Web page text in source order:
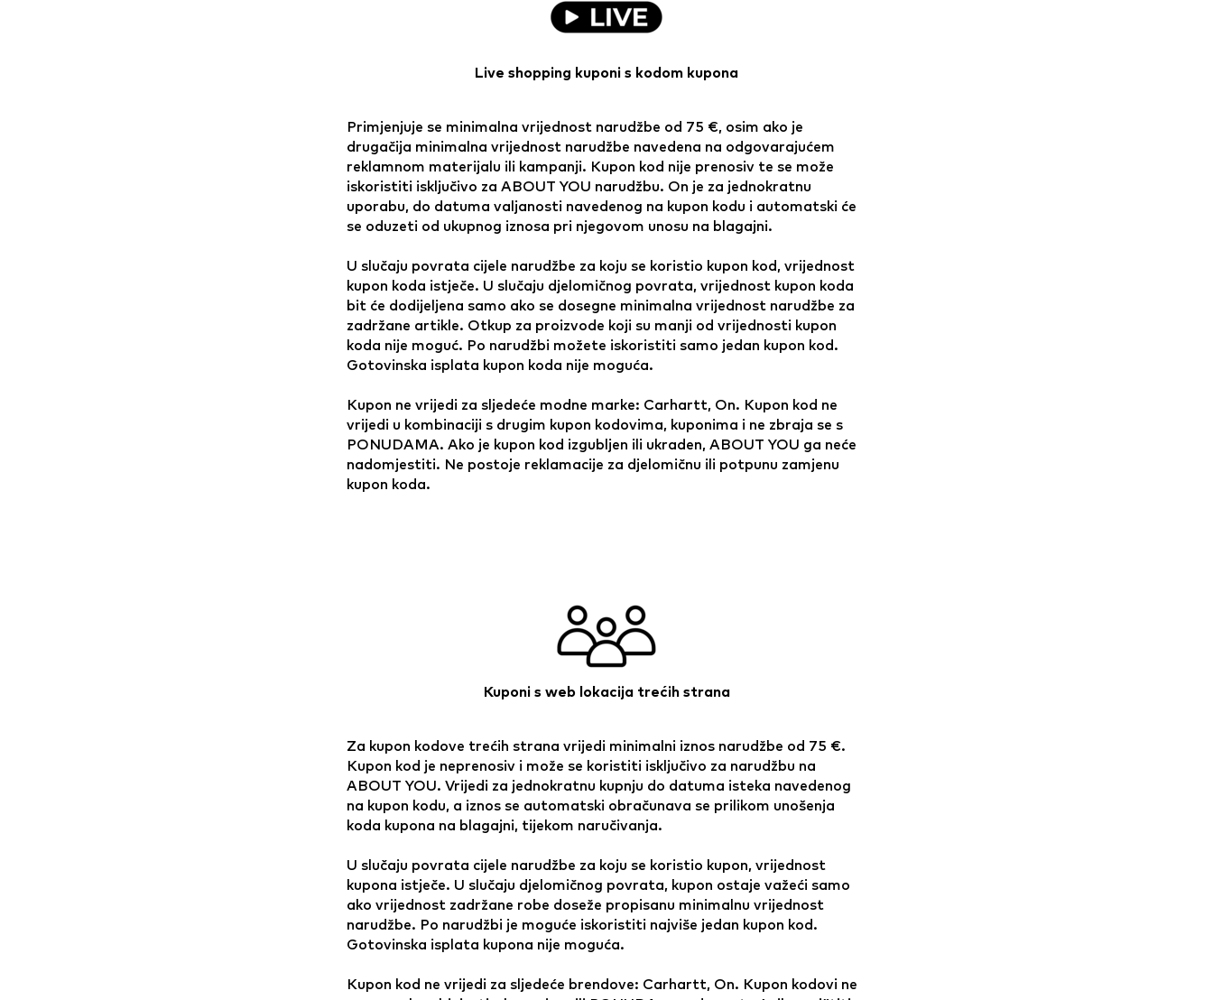
Live shopping kuponi s kodom kupona
Primjenjuje se minimalna vrijednost narudžbe od 75 €, osim ako je
drugačija minimalna vrijednost narudžbe navedena na odgovarajućem
reklamnom materijalu ili kampanji. Kupon kod nije prenosiv te se može
iskoristiti isključivo za ABOUT YOU narudžbu. On je za jednokratnu
uporabu, do datuma valjanosti navedenog na kupon kodu i automatski će
se oduzeti od ukupnog iznosa pri njegovom unosu na blagajni.
U slučaju povrata cijele narudžbe za koju se koristio kupon kod, vrijednost
kupon koda istječe. U slučaju djelomičnog povrata, vrijednost kupon koda
bit će dodijeljena samo ako se dosegne minimalna vrijednost narudžbe za
zadržane artikle. Otkup za proizvode koji su manji od vrijednosti kupon
koda nije moguć. Po narudžbi možete iskoristiti samo jedan kupon kod.
Gotovinska isplata kupon koda nije moguća.
Kupon ne vrijedi za sljedeće modne marke: Carhartt, On. Kupon kod ne
vrijedi u kombinaciji s drugim kupon kodovima, kuponima i ne zbraja se s
PONUDAMA. Ako je kupon kod izgubljen ili ukraden, ABOUT YOU ga neće
nadomjestiti. Ne postoje reklamacije za djelomičnu ili potpunu zamjenu
kupon koda.
Kuponi s web lokacija trećih strana
Za kupon kodove trećih strana vrijedi minimalni iznos narudžbe od 75 €.
Kupon kod je neprenosiv i može se koristiti isključivo za narudžbu na
ABOUT YOU. Vrijedi za jednokratnu kupnju do datuma isteka navedenog
na kupon kodu, a iznos se automatski obračunava se prilikom unošenja
koda kupona na blagajni, tijekom naručivanja.
U slučaju povrata cijele narudžbe za koju se koristio kupon, vrijednost
kupona istječe. U slučaju djelomičnog povrata, kupon ostaje važeći samo
ako vrijednost zadržane robe doseže propisanu minimalnu vrijednost
narudžbe. Po narudžbi je moguće iskoristiti najviše jedan kupon kod.
Gotovinska isplata kupona nije moguća.
Kupon kod ne vrijedi za sljedeće brendove: Carhartt, On. Kupon kodovi ne